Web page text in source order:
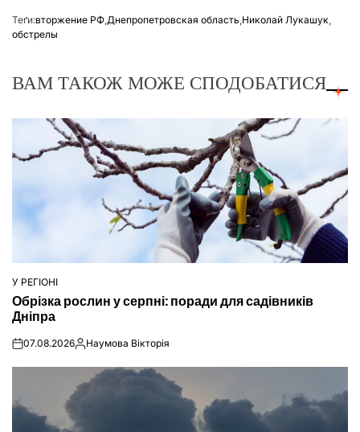
Теґи:вторжение РФ,Днепропетровская область,Николай Лукашук,
обстрелы
ВАМ ТАКОЖ МОЖЕ СПОДОБАТИСЯ
ОПУБЛІКУВАТИ
У
У РЕГІОНІ
Обрізка рослин у серпні: поради для садівників
Дніпра
on07.08.2026Опубліковано
Наумова Вікторія